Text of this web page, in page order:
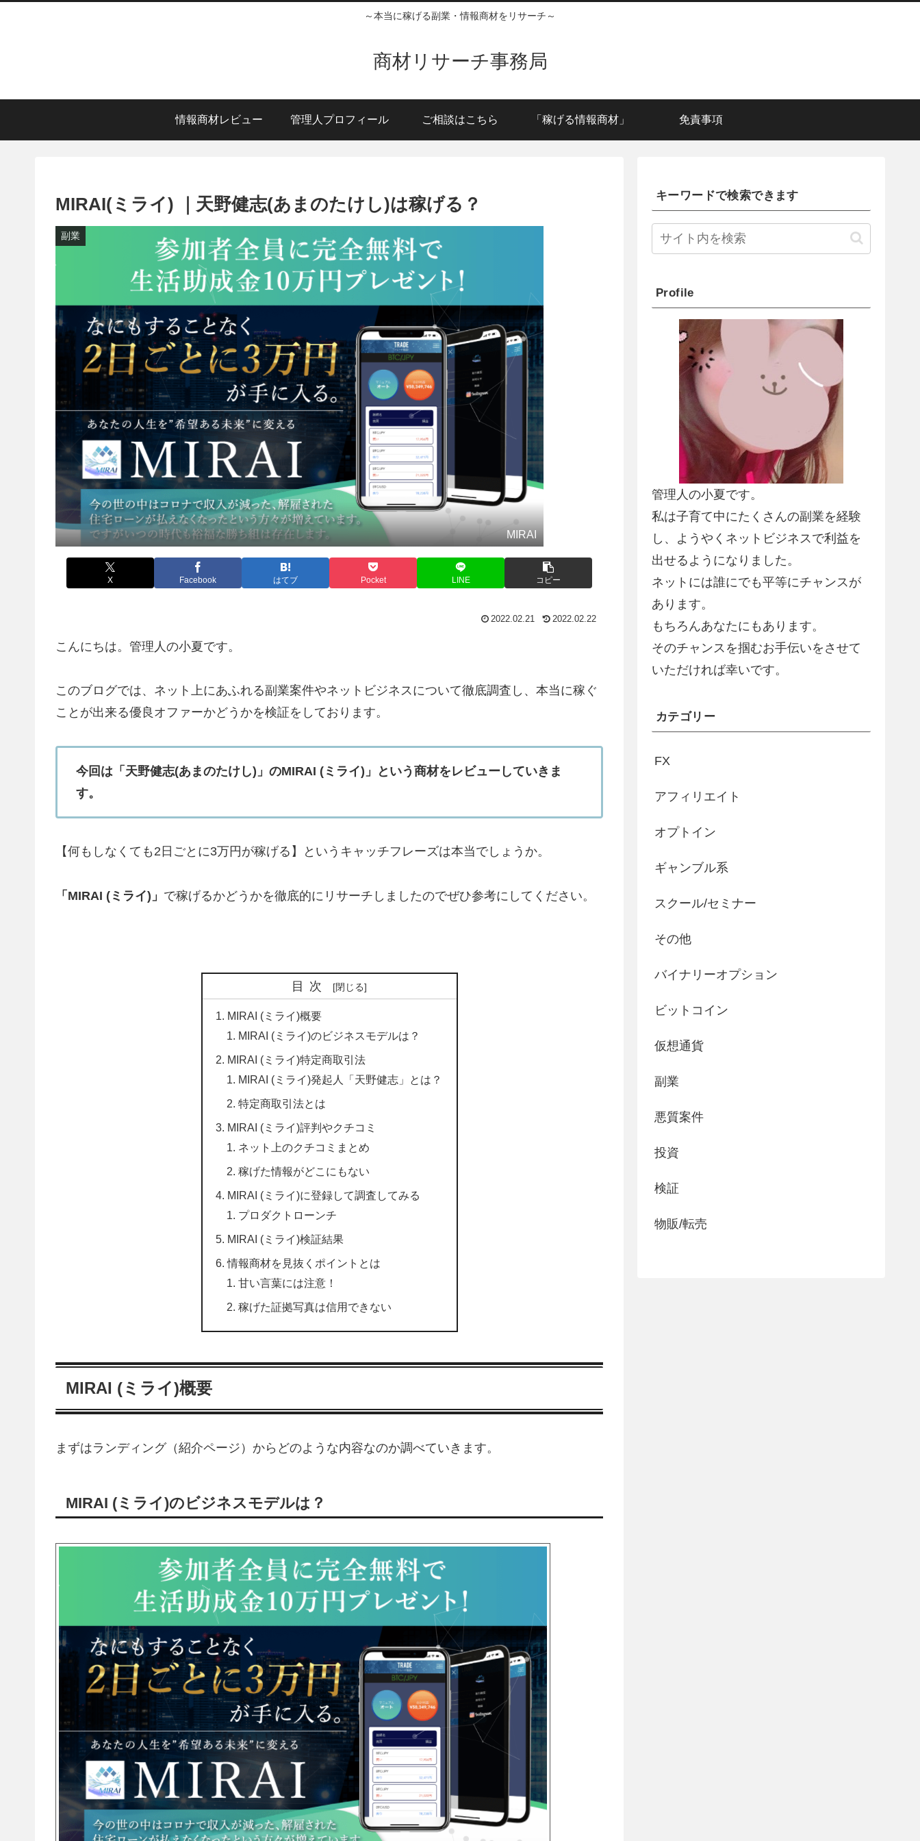
～本当に稼げる副業・情報商材をリサーチ～
商材リサーチ事務局
情報商材レビュー 管理人プロフィール ご相談はこちら 「稼げる情報商材」 免責事項
MIRAI(ミライ) ｜天野健志(あまのたけし)は稼げる？
副業
MIRAI
X Facebook はてブ Pocket LINE コピー
2022.02.21 2022.02.22
こんにちは。管理人の小夏です。
このブログでは、ネット上にあふれる副業案件やネットビジネスについて徹底調査し、本当に稼ぐ
ことが出来る優良オファーかどうかを検証をしております。
今回は「天野健志(あまのたけし)」のMIRAI (ミライ)」という商材をレビューしていきま
す。
【何もしなくても2日ごとに3万円が稼げる】というキャッチフレーズは本当でしょうか。
「MIRAI (ミライ)」 で稼げるかどうかを徹底的にリサーチしましたのでぜひ参考にしてください。
目次
MIRAI (ミライ)概要
MIRAI (ミライ)のビジネスモデルは？
MIRAI (ミライ)特定商取引法
MIRAI (ミライ)発起人「天野健志」とは？
特定商取引法とは
MIRAI (ミライ)評判やクチコミ
ネット上のクチコミまとめ
稼げた情報がどこにもない
MIRAI (ミライ)に登録して調査してみる
プロダクトローンチ
MIRAI (ミライ)検証結果
情報商材を見抜くポイントとは
甘い言葉には注意！
稼げた証拠写真は信用できない
MIRAI (ミライ)概要
まずはランディング（紹介ページ）からどのような内容なのか調べていきます。
MIRAI (ミライ)のビジネスモデルは？
キーワードで検索できます
Profile
管理人の小夏です。
私は子育て中にたくさんの副業を経験
し、 ようやくネットビジネスで利益を
出せるようになりました 。
ネットには誰にでも平等にチャンスが
あります。
もちろんあなたにもあります。
そのチャンスを掴むお手伝いをさせて
いただければ幸いです。
カテゴリー
FX
アフィリエイト
オプトイン
ギャンブル系
スクール/セミナー
その他
バイナリーオプション
ビットコイン
仮想通貨
副業
悪質案件
投資
検証
物販/転売